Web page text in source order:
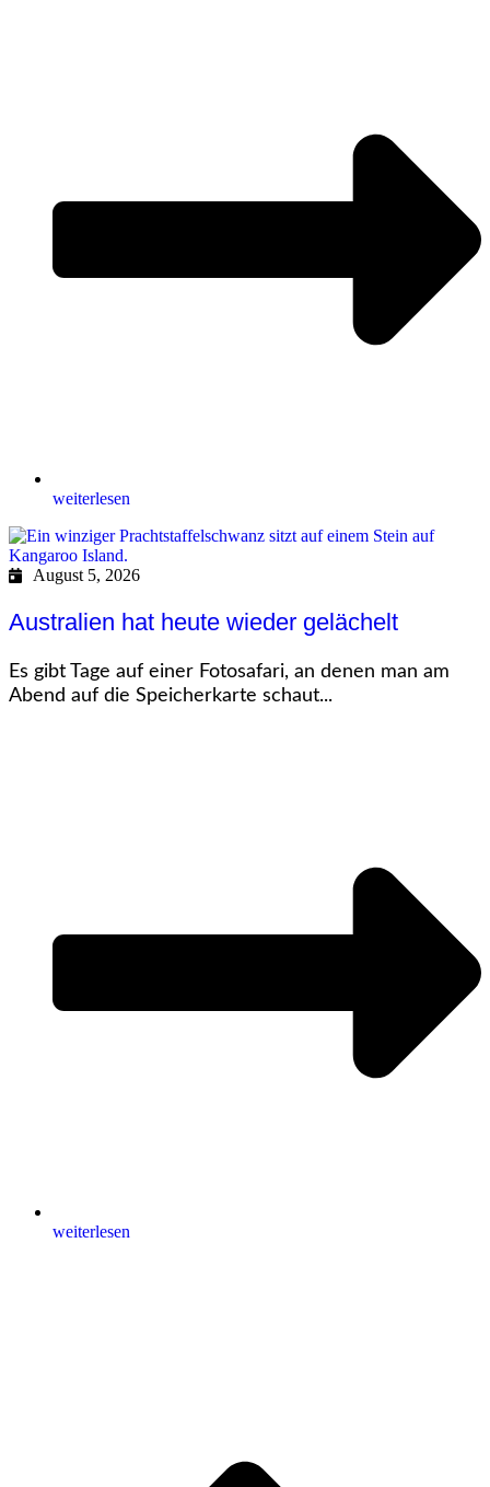
weiterlesen
August 5, 2026
Australien hat heute wieder gelächelt
Es gibt Tage auf einer Fotosafari, an denen man am
Abend auf die Speicherkarte schaut...
weiterlesen